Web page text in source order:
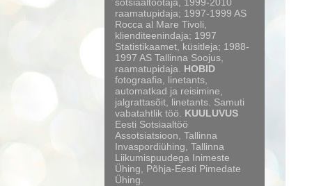
raamatupidaja; 1997-1999 AS
Rocca al Mare Tivoli,
klienditeenindaja; 1997
Statistikaamet, küsitleja; 1988-
1997 AS Tallinna Soojus,
raamatupidaja. HOBID
fotograafia, linetants,
automatkad ja reisimine,
jalgrattasõit, linetants. Samuti
vabatahtlik töö. KUULUVUS
Eesti Sotsiaaltöö
Assotsiatsioon, Tallinna
Invaspordiühing, Tallinna
Liikumispuudega Inimeste
Ühing, Põhja-Eesti Pimedate
Ühing.